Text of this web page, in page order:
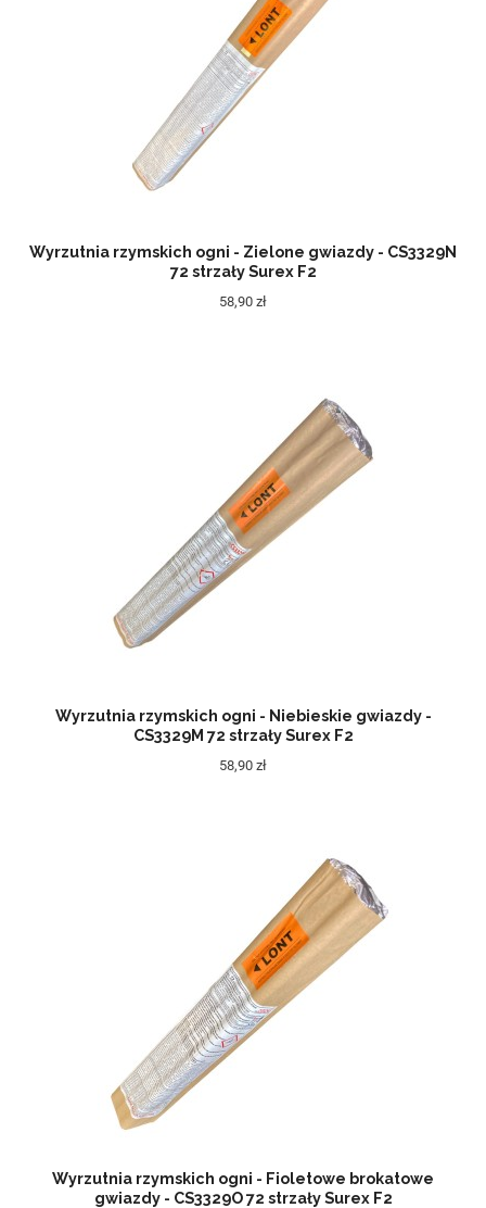
Wyrzutnia rzymskich ogni - Zielone gwiazdy - CS3329N
72 strzały Surex F2
58,90 zł
Wyrzutnia rzymskich ogni - Niebieskie gwiazdy -
CS3329M 72 strzały Surex F2
58,90 zł
Wyrzutnia rzymskich ogni - Fioletowe brokatowe
gwiazdy - CS3329O 72 strzały Surex F2